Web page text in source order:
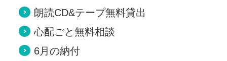
朗読CD&テープ無料貸出
心配ごと無料相談
6月の納付